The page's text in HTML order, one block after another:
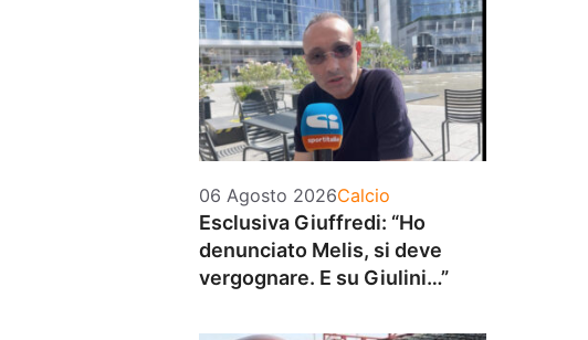
06 Agosto 2026Categorie
Calcio
Esclusiva Giuffredi: “Ho
denunciato Melis, si deve
vergognare. E su Giulini…”